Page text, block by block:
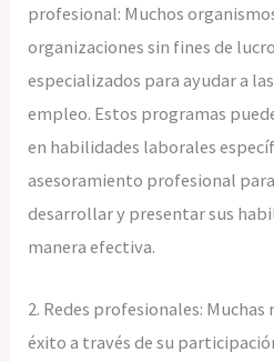
profesional: Muchos
organizaciones sin fines de
especializados para ayudar a
empleo. Estos programas
en habilidades laborales
asesoramiento profesional
desarrollar y presentar sus
manera efectiva.
2. Redes profesionales:
éxito a través de su